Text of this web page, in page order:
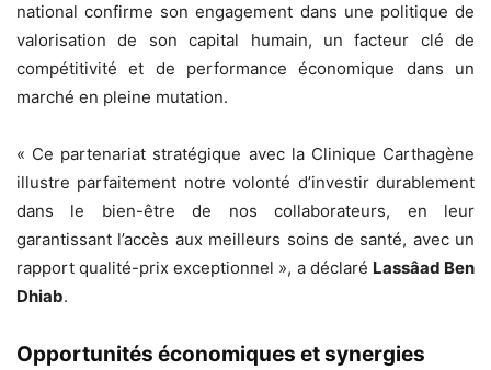
national confirme son engagement dans une politique de
valorisation de son capital humain, un facteur clé de
compétitivité et de performance économique dans un
marché en pleine mutation.
« Ce partenariat stratégique avec la Clinique Carthagène
illustre parfaitement notre volonté d’investir durablement
dans le bien-être de nos collaborateurs, en leur
garantissant l’accès aux meilleurs soins de santé, avec un
rapport qualité-prix exceptionnel », a déclaré Lassâad Ben
Dhiab.
Opportunités économiques et synergies